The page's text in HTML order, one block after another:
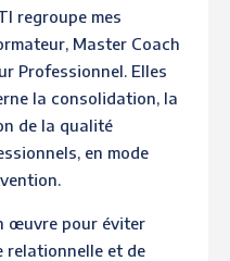
regroupe mes
Master Coach
Professionnel. Elles
la consolidation, la
de la qualité
en mode
œuvre pour éviter
relationnelle et de